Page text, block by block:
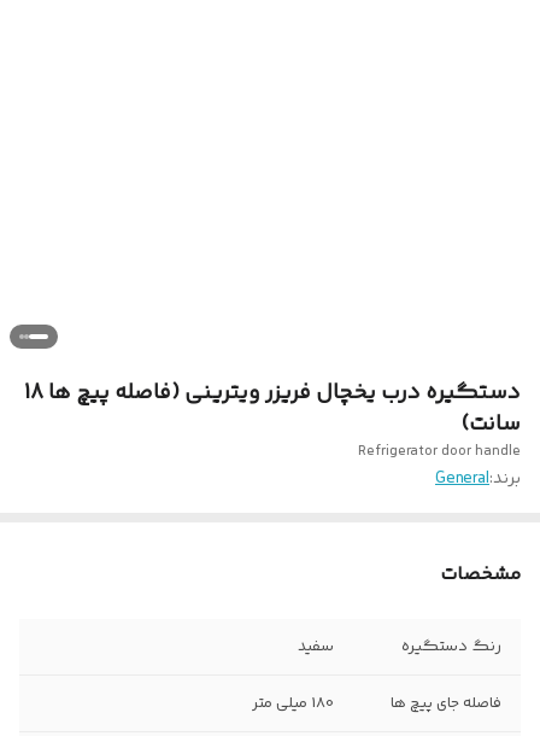
دستگیره درب یخچال فریزر ویترینی (فاصله پیچ ها 18
سانت)
Refrigerator door handle
برند:General
مشخصات
رنگ دستگیره سفید
فاصله جای پیچ ها 180 میلی متر